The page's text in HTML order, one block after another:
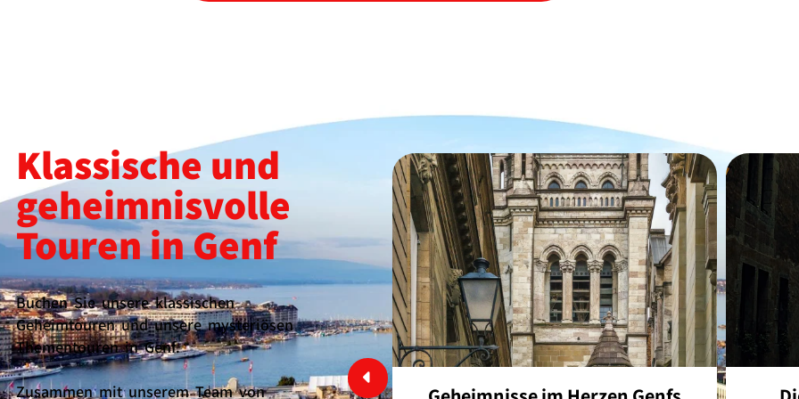
Klassische und
geheimnisvolle
Touren in Genf
Buchen Sie unsere klassischen
Geheimtouren und unsere mysteriösen
Thementouren in Genf.
Zusammen mit unserem Team von